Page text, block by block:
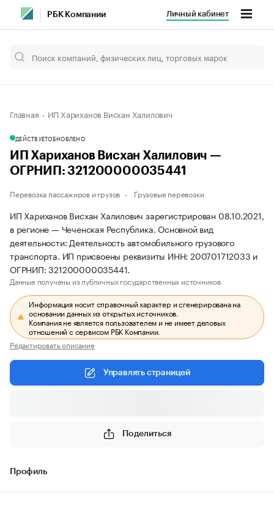
РБК Компании Личный кабинет
Главная ИП Хариханов Висхан Халилович
ДЕЙСТВУЕТОБНОВЛЕНО
ИП Хариханов Висхан Халилович —
ОГРНИП: 321200000035441
Перевозка пассажиров и грузов Грузовые перевозки
ИП Хариханов Висхан Халилович зарегистрирован 08.10.2021,
в регионе — Чеченская Республика. Основной вид
деятельности: Деятельность автомобильного грузового
транспорта. ИП присвоены реквизиты ИНН: 200701712033 и
ОГРНИП: 321200000035441.
Данные получены из публичных государственных источников.
Информация носит справочный характер и сгенерирована на
основании данных из открытых источников.
Компания не является пользователем и не имеет деловых
отношений с сервисом РБК Компании.
Редактировать описание
Управлять страницей
Поделиться
Профиль